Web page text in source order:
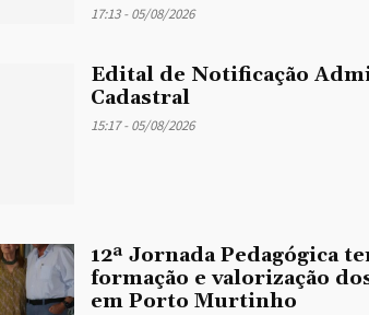
17:13 - 05/08/2026
Edital de Notificação
Cadastral
15:17 - 05/08/2026
12ª Jornada Pedagógica
formação e valorização
em Porto Murtinho